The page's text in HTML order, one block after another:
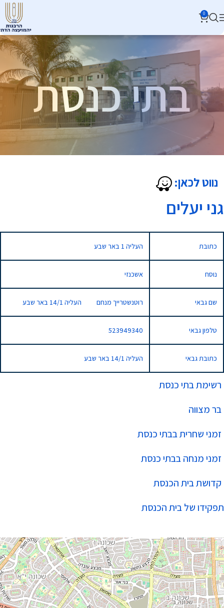
0
בתי כנסת
רשימת בתי כנסת
בר מצווה
זמני שחרית בבתי כנסת
זמני מנחה בבתי כנסת
קדושת בית הכנסת
תפקידו של בית הכנסת
נווט לכאן:
גני יעלים
כתובת העליה 1 באר שבע
נוסח אשכנזי
שם גבאי רוטנשטרייך מנחם העליה 14/1 באר שבע
טלפון גבאי 523949340
כתובת גבאי העליה 14/1 באר שבע